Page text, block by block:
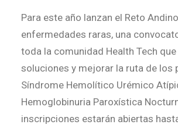
Para este año lanzan el Reto
enfermedades raras, una
toda la comunidad Health Tech
soluciones y mejorar la ruta de los
Síndrome Hemolítico Urémico
Hemoglobinuria Paroxística
inscripciones estarán abiertas